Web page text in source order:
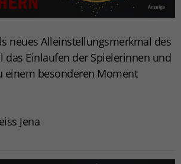
neues Alleinstellungsmerkmal des
das Einlaufen der Spielerinnen und
einem besonderen Moment
Jena